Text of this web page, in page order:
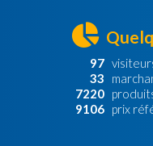
97
33
7220
9106 prix